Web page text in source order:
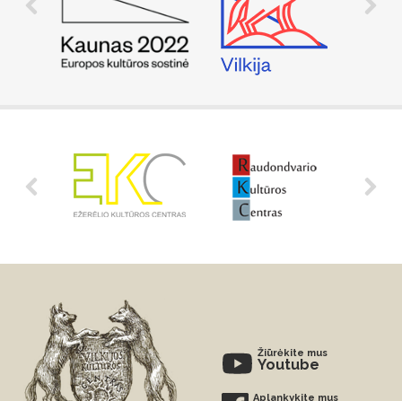
Žiūrėkite mus
Youtube
Aplankykite mus